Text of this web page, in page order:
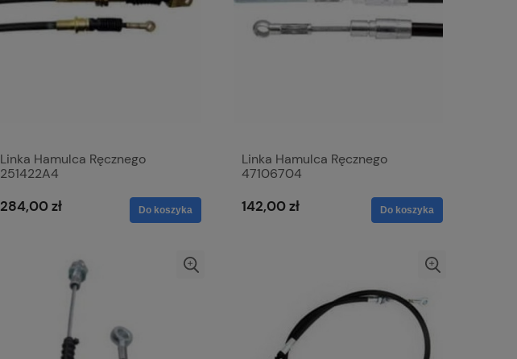
Linka Hamulca Ręcznego
251422A4
284,00 zł Do koszyka
Linka Hamulca Ręcznego
47106704
142,00 zł Do koszyka